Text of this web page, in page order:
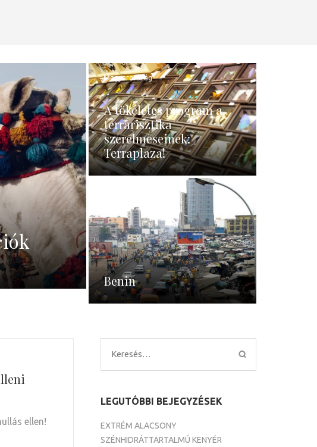
Magyarország
A tökéletes program a
terrarisztika
szerelmeseinek:
Terraplaza!
Benin
ellen!
Keresés:
LEGUTÓBBI BEJEGYZÉSEK
EXTRÉM ALACSONY
SZÉNHIDRÁTTARTALMÚ KENYÉR